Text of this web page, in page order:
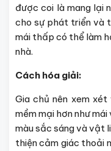
được coi là mang lại
cho sự phát triển và
mái thấp có thể làm
nhà.
Cách hóa giải:
Gia chủ nên xem
mềm mại hơn như
màu sắc sáng và vật
thiện cảm giác thoải